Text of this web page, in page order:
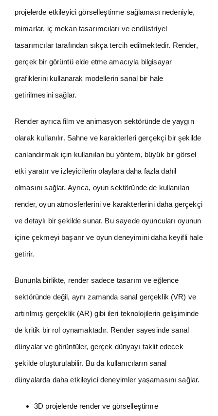
projelerde etkileyici görselleştirme sağlaması nedeniyle,
mimarlar, iç mekan tasarımcıları ve endüstriyel
tasarımcılar tarafından sıkça tercih edilmektedir. Render,
gerçek bir görüntü elde etme amacıyla bilgisayar
grafiklerini kullanarak modellerin sanal bir hale
getirilmesini sağlar.
Render ayrıca film ve animasyon sektöründe de yaygın
olarak kullanılır. Sahne ve karakterleri gerçekçi bir şekilde
canlandırmak için kullanılan bu yöntem, büyük bir görsel
etki yaratır ve izleyicilerin olaylara daha fazla dahil
olmasını sağlar. Ayrıca, oyun sektöründe de kullanılan
render, oyun atmosferlerini ve karakterlerini daha gerçekçi
ve detaylı bir şekilde sunar. Bu sayede oyuncuları oyunun
içine çekmeyi başarır ve oyun deneyimini daha keyifli hale
getirir.
Bununla birlikte, render sadece tasarım ve eğlence
sektöründe değil, aynı zamanda sanal gerçeklik (VR) ve
artırılmış gerçeklik (AR) gibi ileri teknolojilerin gelişiminde
de kritik bir rol oynamaktadır. Render sayesinde sanal
dünyalar ve görüntüler, gerçek dünyayı taklit edecek
şekilde oluşturulabilir. Bu da kullanıcıların sanal
dünyalarda daha etkileyici deneyimler yaşamasını sağlar.
3D projelerde render ve görselleştirme